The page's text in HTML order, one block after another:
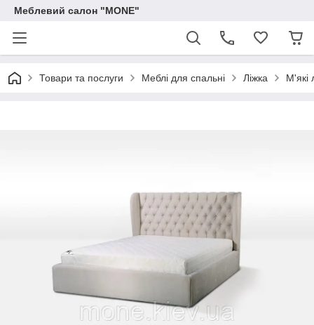
Меблевий салон "MONE"
Товари та послуги Меблі для спальні Ліжка М'які